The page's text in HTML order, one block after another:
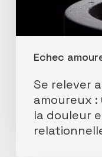
Echec
en
réussite
Se relever
amoureux
la douleur